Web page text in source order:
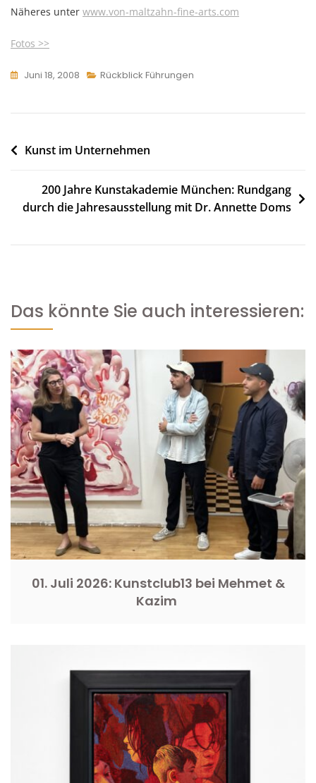
Näheres unter www.von-maltzahn-fine-arts.com
Fotos >>
Juni 18, 2008 Rückblick Führungen
Beitragsnavigation
Kunst im Unternehmen
200 Jahre Kunstakademie München: Rundgang
durch die Jahresausstellung mit Dr. Annette Doms
Das könnte Sie auch interessieren:
01. Juli 2026: Kunstclub13 bei Mehmet &
Kazim